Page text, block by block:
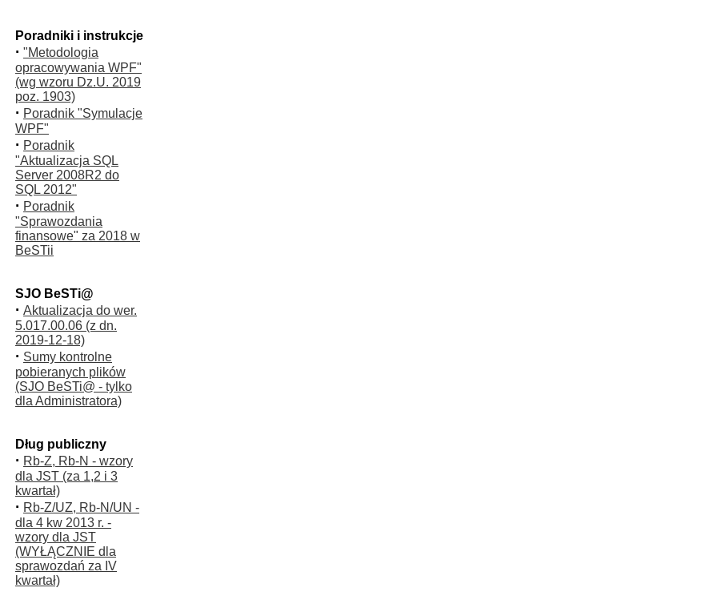
Poradniki i instrukcje
· "Metodologia
opracowywania WPF"
(wg wzoru Dz.U. 2019
poz. 1903)
· Poradnik "Symulacje
WPF"
· Poradnik
"Aktualizacja SQL
Server 2008R2 do
SQL 2012"
· Poradnik
"Sprawozdania
finansowe" za 2018 w
BeSTii
SJO BeSTi@
· Aktualizacja do wer.
5.017.00.06 (z dn.
2019-12-18)
· Sumy kontrolne
pobieranych plików
(SJO BeSTi@ - tylko
dla Administratora)
Dług publiczny
· Rb-Z, Rb-N - wzory
dla JST (za 1,2 i 3
kwartał)
· Rb-Z/UZ, Rb-N/UN -
dla 4 kw 2013 r. -
wzory dla JST
(WYŁĄCZNIE dla
sprawozdań za IV
kwartał)